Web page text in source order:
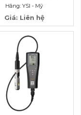
Hãng: YSI - Mỹ
Giá: Liên hệ